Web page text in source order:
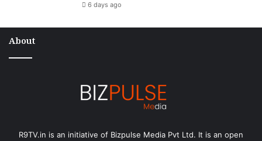
6 days ago
About
R9TV.in is an initiative of Bizpulse Media Pvt Ltd. It is an open